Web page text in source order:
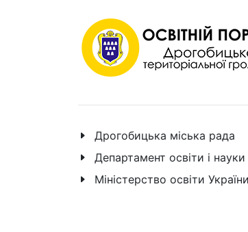
Дрогобицька міська рада
Департамент освіти і
Міністерство освіти України